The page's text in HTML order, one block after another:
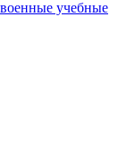
учебные